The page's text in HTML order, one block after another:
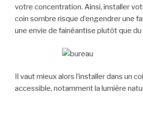
votre concentration. Ainsi, installer
coin sombre risque d’engendrer une
une envie de fainéantise plutôt que du
Il vaut mieux alors l’installer dans un
accessible, notamment la lumière